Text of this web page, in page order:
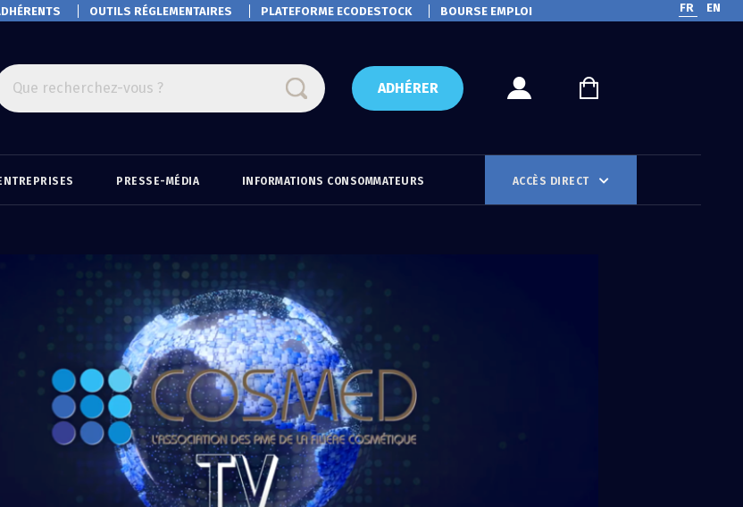
OUTILS RÉGLEMENTAIRES PLATEFORMEECODESTOCK BOURSE EMPLOI FR EN
Que recherchez-vous ? ADHÉRER
PRESSE-MÉDIA INFORMATIONS CONSOMMATEURS ACCÈS DIRECT